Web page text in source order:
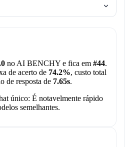
no AI BENCHY e fica em #44.
de acerto de 74.2%, custo total
de resposta de 7.65s.
único: É notavelmente rápido
semelhantes.